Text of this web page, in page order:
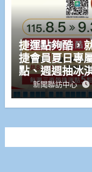
捷運點夠酷，
捷會員夏日專
點、週週抽冰
優惠券
新聞聯訪中心